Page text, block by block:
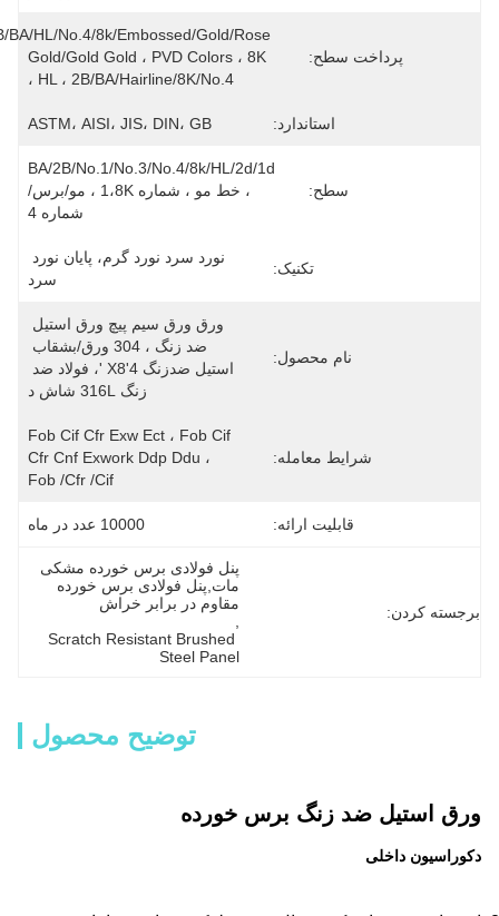
پرداخت سطح:
2B/BA/HL/No.4/8k/Embossed/Gold/Rose
Gold/Gold Gold ، PVD Colors ، 8K
، HL ، 2B/BA/Hairline/8K/No.4
استاندارد: ASTM، AISI، JIS، DIN، GB
سطح:
BA/2B/No.1/No.3/No.4/8k/HL/2d/1d
، خط مو ، شماره 1،8K ، مو/برس/
شماره 4
تکنیک:
نورد سرد نورد گرم، پایان نورد
سرد
نام محصول:
ورق ورق سیم پیچ ورق استیل
ضد زنگ ، 304 ورق/بشقاب
استیل ضدزنگ 4'X8 '، فولاد ضد
زنگ 316L شاش د
شرایط معامله:
Fob Cif Cfr Exw Ect ، Fob Cif
Cfr Cnf Exwork Ddp Ddu ،
Fob /cfr /cif
قابلیت ارائه: 10000 عدد در ماه
برجسته کردن:
پنل فولادی برس خورده مشکی
مات,پنل فولادی برس خورده
مقاوم در برابر خراش
Scratch Resistant Brushed
Steel Panel
توضیح محصول
ورق استیل ضد زنگ برس خورده
دکوراسیون داخلی